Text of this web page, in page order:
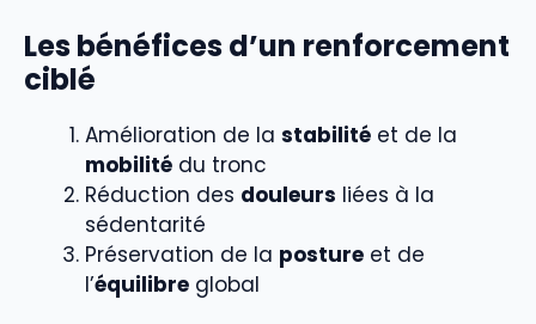
Les bénéfices d’un renforcement
ciblé
Amélioration de la stabilité et de la
mobilité du tronc
Réduction des douleurs liées à la
sédentarité
Préservation de la posture et de
l’équilibre global